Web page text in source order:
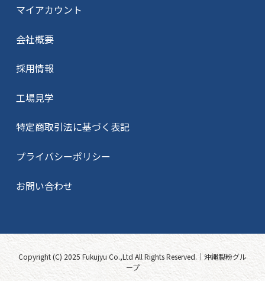
マイアカウント
会社概要
採用情報
工場見学
特定商取引法に基づく表記
プライバシーポリシー
お問い合わせ
Copyright (C) 2025 Fukujyu Co.,Ltd All Rights Reserved.｜沖縄製粉グル
ープ